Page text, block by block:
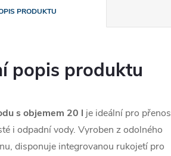
PRODUKTU
popis produktu
s objemem 20 l je ideální pro přenos
i odpadní vody. Vyroben z odolného
disponuje integrovanou rukojetí pro